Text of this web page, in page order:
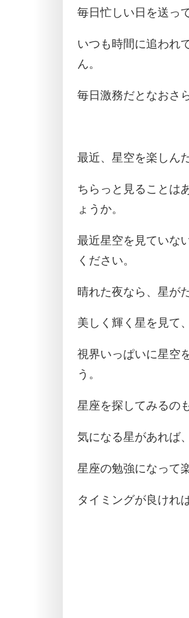
毎日忙しい日を送っ
いつも時間に追われ
ん。
毎日激務だとなおさ
最近、星空を楽しん
ちらっと見ることは
ょうか。
最近星空を見ていな
ください。
晴れた夜なら、星が
美しく輝く星を見て
視界いっぱいに星空
う。
星座を探してみるの
気になる星があれば
星座の勉強になって
タイミングが良けれ